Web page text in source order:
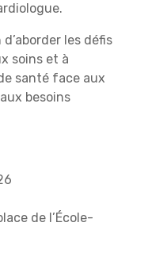
les défis
soins et à
santé face aux
besoins
de l’École-